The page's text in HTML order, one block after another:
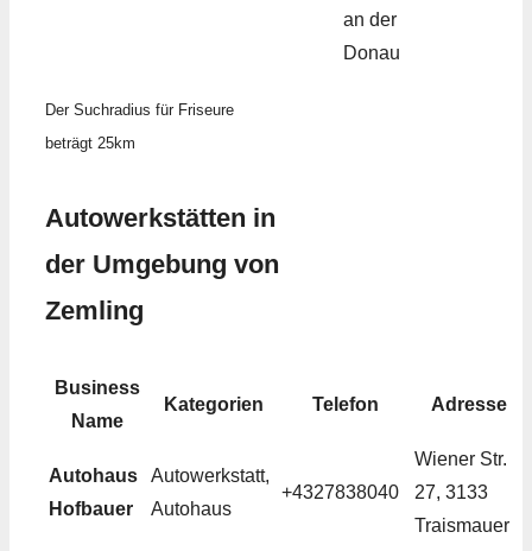
an der
Donau
Der Suchradius für Friseure
beträgt 25km
Autowerkstätten in
der Umgebung von
Zemling
Business
Name
Kategorien Telefon Adresse
Autohaus
Hofbauer
Autowerkstatt,
Autohaus
+4327838040
Wiener Str.
27, 3133
Traismauer